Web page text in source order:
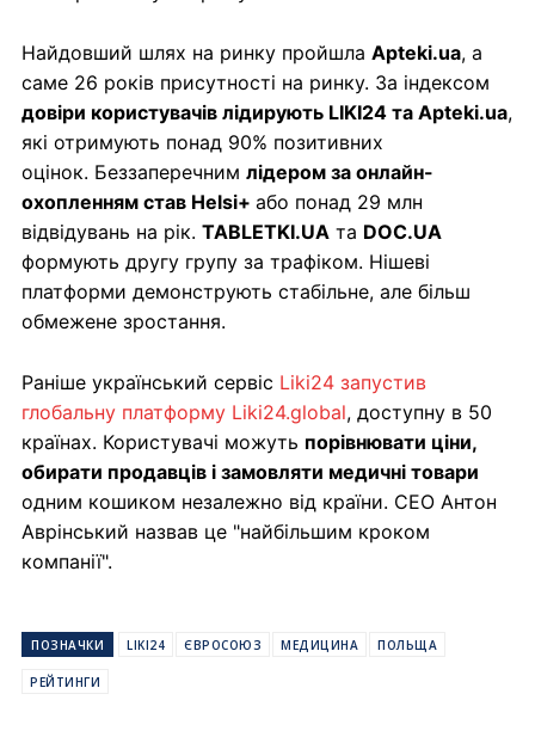
Найдовший шлях на ринку пройшла Apteki.ua, а
саме 26 років присутності на ринку. За індексом
довіри користувачів лідирують LIKI24 та Apteki.ua,
які отримують понад 90% позитивних
оцінок. Беззаперечним лідером за онлайн-
охопленням став Helsi+ або понад 29 млн
відвідувань на рік. TABLETKI.UA та DOC.UA
формують другу групу за трафіком. Нішеві
платформи демонструють стабільне, але більш
обмежене зростання.
Раніше український сервіс Liki24 запустив
глобальну платформу Liki24.global, доступну в 50
країнах. Користувачі можуть порівнювати ціни,
обирати продавців і замовляти медичні товари
одним кошиком незалежно від країни. CEO Антон
Аврінський назвав це "найбільшим кроком
компанії".
ПОЗНАЧКИ LIKI24 ЄВРОСОЮЗ МЕДИЦИНА ПОЛЬЩА
РЕЙТИНГИ